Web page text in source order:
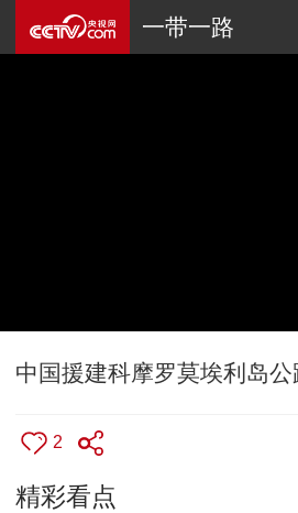
一带一路
中国援建科摩罗莫埃利岛
2
精彩看点